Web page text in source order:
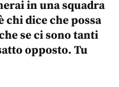
in una squadra
chi dice che possa
se ci sono tanti
opposto. Tu